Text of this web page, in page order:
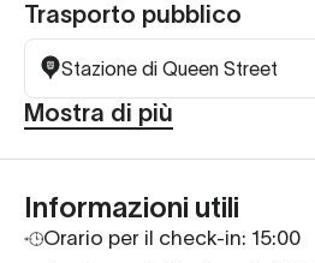
Trasporto pubblico
Stazione di Queen Street
Mostra di più
Informazioni utili
Orario per il check-in: 15:00